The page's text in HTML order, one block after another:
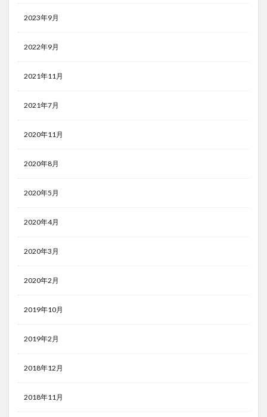
2023年9月
2022年9月
2021年11月
2021年7月
2020年11月
2020年8月
2020年5月
2020年4月
2020年3月
2020年2月
2019年10月
2019年2月
2018年12月
2018年11月